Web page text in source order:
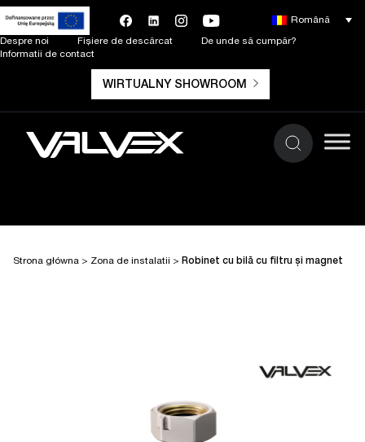
Despre noi Fișiere de descărcat
De unde să cumpăr?
Informatii de contact
WIRTUALNY SHOWROOM
Română
Strona główna > Zona de instalatii > Robinet cu bilă cu filtru și magnet